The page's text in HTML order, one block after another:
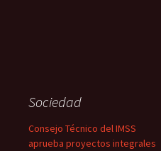
Sociedad
Consejo Técnico del IMSS
aprueba proyectos integrales